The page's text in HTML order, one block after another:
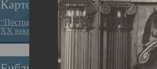
Картотека
“Пострадавшие за веру в
XX веке на Севере”
Свято-
23.12.2015
Сегодня